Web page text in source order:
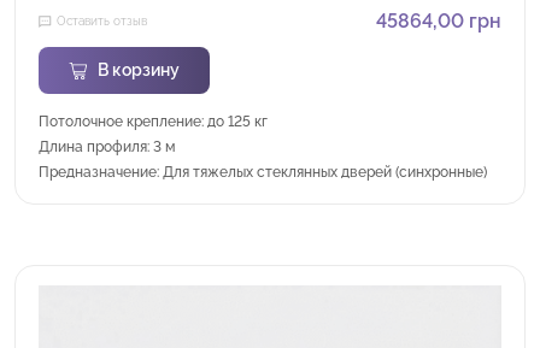
Оставить отзыв 45864,00 грн
В корзину
Потолочное крепление: до 125 кг
Длина профиля: 3 м
Предназначение: Для тяжелых стеклянных дверей (синхронные)